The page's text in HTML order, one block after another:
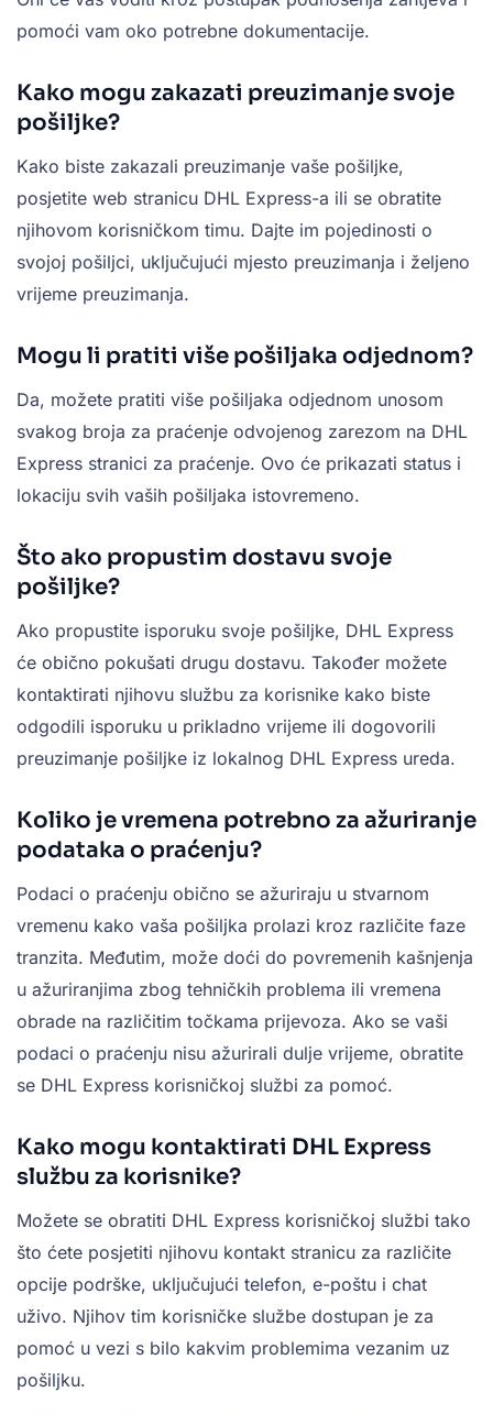
pomoći vam oko potrebne dokumentacije.
Kako mogu zakazati preuzimanje svoje
pošiljke?
Kako biste zakazali preuzimanje vaše pošiljke,
posjetite web stranicu DHL Express-a ili se obratite
njihovom korisničkom timu. Dajte im pojedinosti o
svojoj pošiljci, uključujući mjesto preuzimanja i željeno
vrijeme preuzimanja.
Mogu li pratiti više pošiljaka odjednom?
Da, možete pratiti više pošiljaka odjednom unosom
svakog broja za praćenje odvojenog zarezom na DHL
Express stranici za praćenje. Ovo će prikazati status i
lokaciju svih vaših pošiljaka istovremeno.
Što ako propustim dostavu svoje
pošiljke?
Ako propustite isporuku svoje pošiljke, DHL Express
će obično pokušati drugu dostavu. Također možete
kontaktirati njihovu službu za korisnike kako biste
odgodili isporuku u prikladno vrijeme ili dogovorili
preuzimanje pošiljke iz lokalnog DHL Express ureda.
Koliko je vremena potrebno za ažuriranje
podataka o praćenju?
Podaci o praćenju obično se ažuriraju u stvarnom
vremenu kako vaša pošiljka prolazi kroz različite faze
tranzita. Međutim, može doći do povremenih kašnjenja
u ažuriranjima zbog tehničkih problema ili vremena
obrade na različitim točkama prijevoza. Ako se vaši
podaci o praćenju nisu ažurirali dulje vrijeme, obratite
se DHL Express korisničkoj službi za pomoć.
Kako mogu kontaktirati DHL Express
službu za korisnike?
Možete se obratiti DHL Express korisničkoj službi tako
što ćete posjetiti njihovu kontakt stranicu za različite
opcije podrške, uključujući telefon, e-poštu i chat
uživo. Njihov tim korisničke službe dostupan je za
pomoć u vezi s bilo kakvim problemima vezanim uz
pošiljku.